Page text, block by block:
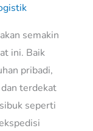
semakin
ini. Baik
pribadi,
terdekat
seperti